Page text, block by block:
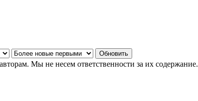
Мы не несем ответственности за их содержание.